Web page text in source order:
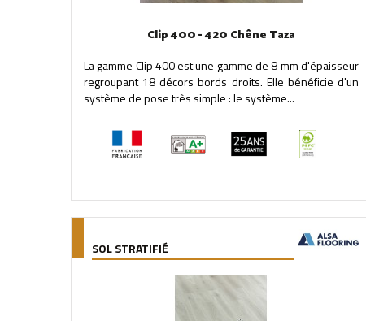
Clip 400 - 420 Chêne Taza
La gamme Clip 400 est une gamme de 8 mm d'épaisseur
regroupant 18 décors bords droits. Elle bénéficie d'un
système de pose très simple : le système...
SOL STRATIFIÉ